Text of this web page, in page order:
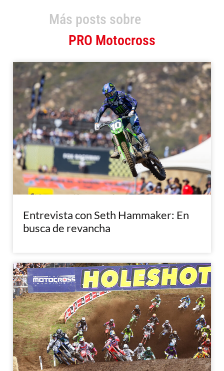
Más posts sobre
PRO Motocross
Entrevista con Seth Hammaker: En
busca de revancha